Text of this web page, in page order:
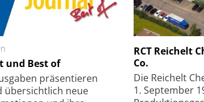
und Best of
präsentieren
übersichtlich neue
RCT Reichelt
Co.
Die Reichelt
1. September
mit Super-